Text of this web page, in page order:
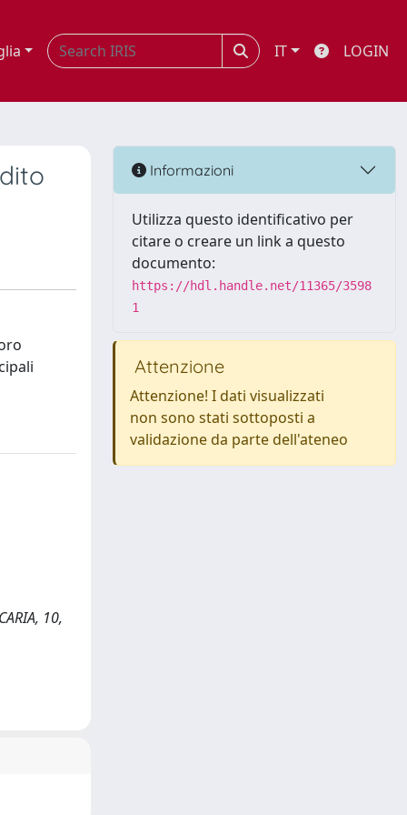
IT LOGIN
10,
Informazioni
Utilizza questo identificativo per
citare o creare un link a questo
documento:
https://hdl.handle.net/11365/3598
1
Attenzione
Attenzione! I dati visualizzati
non sono stati sottoposti a
validazione da parte dell'ateneo